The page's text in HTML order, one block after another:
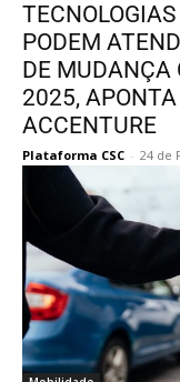
PODEM
DE MUDANÇA
2025,
ACCENTURE
Plataforma CSC - 24 de